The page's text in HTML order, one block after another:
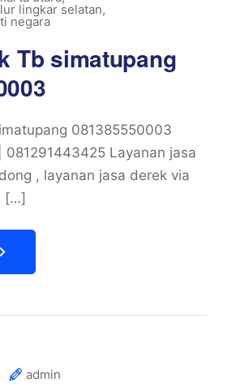
lingkar selatan,
negara
Tb simatupang
081385550003
Layanan jasa
, layanan jasa derek via
[…]
admin